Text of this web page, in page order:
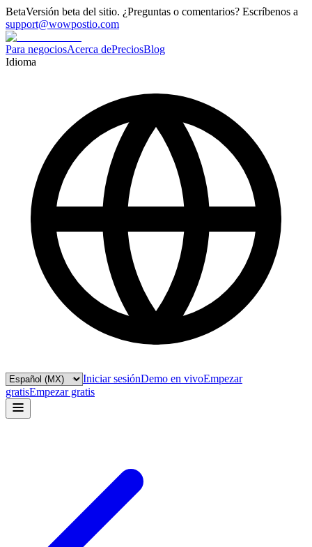
BetaVersión beta del sitio. ¿Preguntas o comentarios? Escríbenos a
support@wowpostio.com
Para negociosAcerca dePreciosBlog
Idioma
Iniciar sesiónDemo en vivoEmpezar
gratisEmpezar gratis